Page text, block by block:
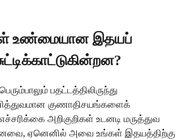
உண்மையான இதயப்
பதட்டத்திலிருந்து
குணாதிசயங்களைக்
அறிகுறிகள் உடனடி மருத்துவ
ஏனெனில் அவை உங்கள் இதயத்திற்கு